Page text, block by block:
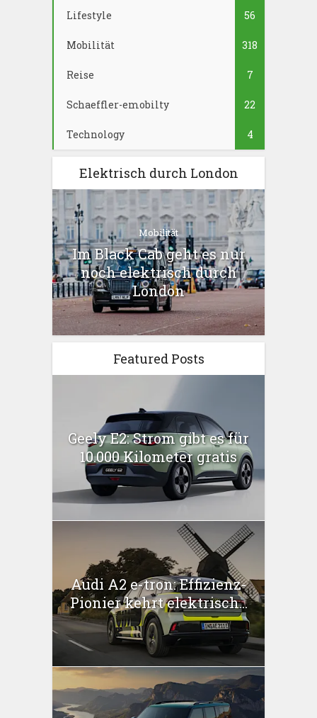
Lifestyle 56
Mobilität 318
Reise 7
Schaeffler-emobilty 22
Technology 4
Elektrisch durch London
Mobilität
Im Black Cab geht es nur
noch elektrisch durch
London
Featured Posts
Geely E2: Strom gibt es für
10.000 Kilometer gratis
Audi A2 e-tron: Effizienz-
Pionier kehrt elektrisch...